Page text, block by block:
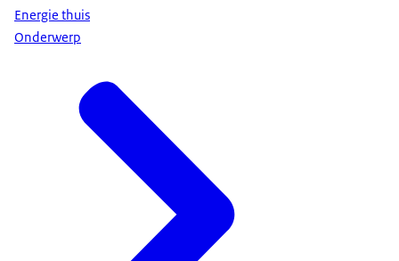
Energie thuis
Onderwerp